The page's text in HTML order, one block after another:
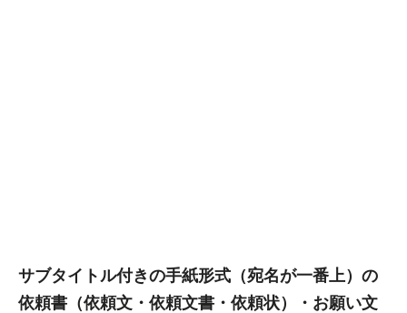
サブタイトル付きの手紙形式（宛名が一番上）の
依頼書（依頼文・依頼文書・依頼状）・お願い文